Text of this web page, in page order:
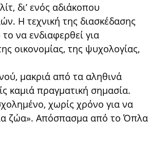
διʼ ενός αδιάκοπου
Η τεχνική της διασκέδασης
να ενδιαφερθεί για
οικονομίας, της ψυχολογίας,
μακριά από τα αληθινά
καμιά πραγματική σημασία.
χωρίς χρόνο για να
ζώα». Απόσπασμα από το Όπλα